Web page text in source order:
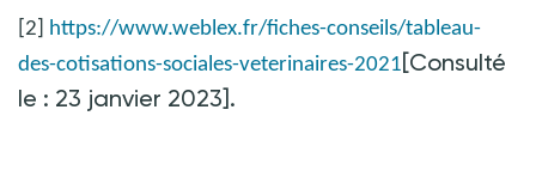
[2]
https://www.weblex.fr/fiches-conseils/tableau-
des-cotisations-sociales-veterinaires-2021[Consulté
le : 23 janvier 2023].